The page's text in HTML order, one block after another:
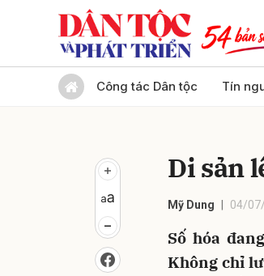
Công tác Dân tộc Tín
Di sản
Mỹ Dung 04/
Số hóa
Không chỉ